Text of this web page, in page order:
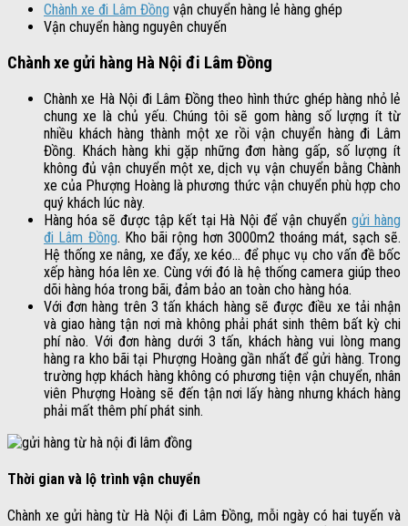
Chành xe đi Lâm Đồng vận chuyển hàng lẻ hàng ghép
Vận chuyển hàng nguyên chuyến
Chành xe gửi hàng Hà Nội đi Lâm Đồng
Chành xe Hà Nội đi Lâm Đồng theo hình thức ghép hàng nhỏ lẻ
chung xe là chủ yếu. Chúng tôi sẽ gom hàng số lượng ít từ
nhiều khách hàng thành một xe rồi vận chuyển hàng đi Lâm
Đồng. Khách hàng khi gặp những đơn hàng gấp, số lượng ít
không đủ vận chuyển một xe, dịch vụ vận chuyển bằng Chành
xe của Phượng Hoàng là phương thức vận chuyển phù hợp cho
quý khách lúc này.
Hàng hóa sẽ được tập kết tại Hà Nội để vận chuyểngửi hàng
đi Lâm Đồng. Kho bãi rộng hơn 3000m2 thoáng mát, sạch sẽ.
Hệ thống xe nâng, xe đẩy, xe kéo… để phục vụ cho vấn đề bốc
xếp hàng hóa lên xe. Cùng với đó là hệ thống camera giúp theo
dõi hàng hóa trong bãi, đảm bảo an toàn cho hàng hóa.
Với đơn hàng trên 3 tấn khách hàng sẽ được điều xe tải nhận
và giao hàng tận nơi mà không phải phát sinh thêm bất kỳ chi
phí nào. Với đơn hàng dưới 3 tấn, khách hàng vui lòng mang
hàng ra kho bãi tại Phượng Hoàng gần nhất để gửi hàng. Trong
trường hợp khách hàng không có phương tiện vận chuyển, nhân
viên Phượng Hoàng sẽ đến tận nơi lấy hàng nhưng khách hàng
phải mất thêm phí phát sinh.
Thời gian và lộ trình vận chuyển
Chành xe gửi hàng từ Hà Nội đi Lâm Đồng, mỗi ngày có hai tuyến và